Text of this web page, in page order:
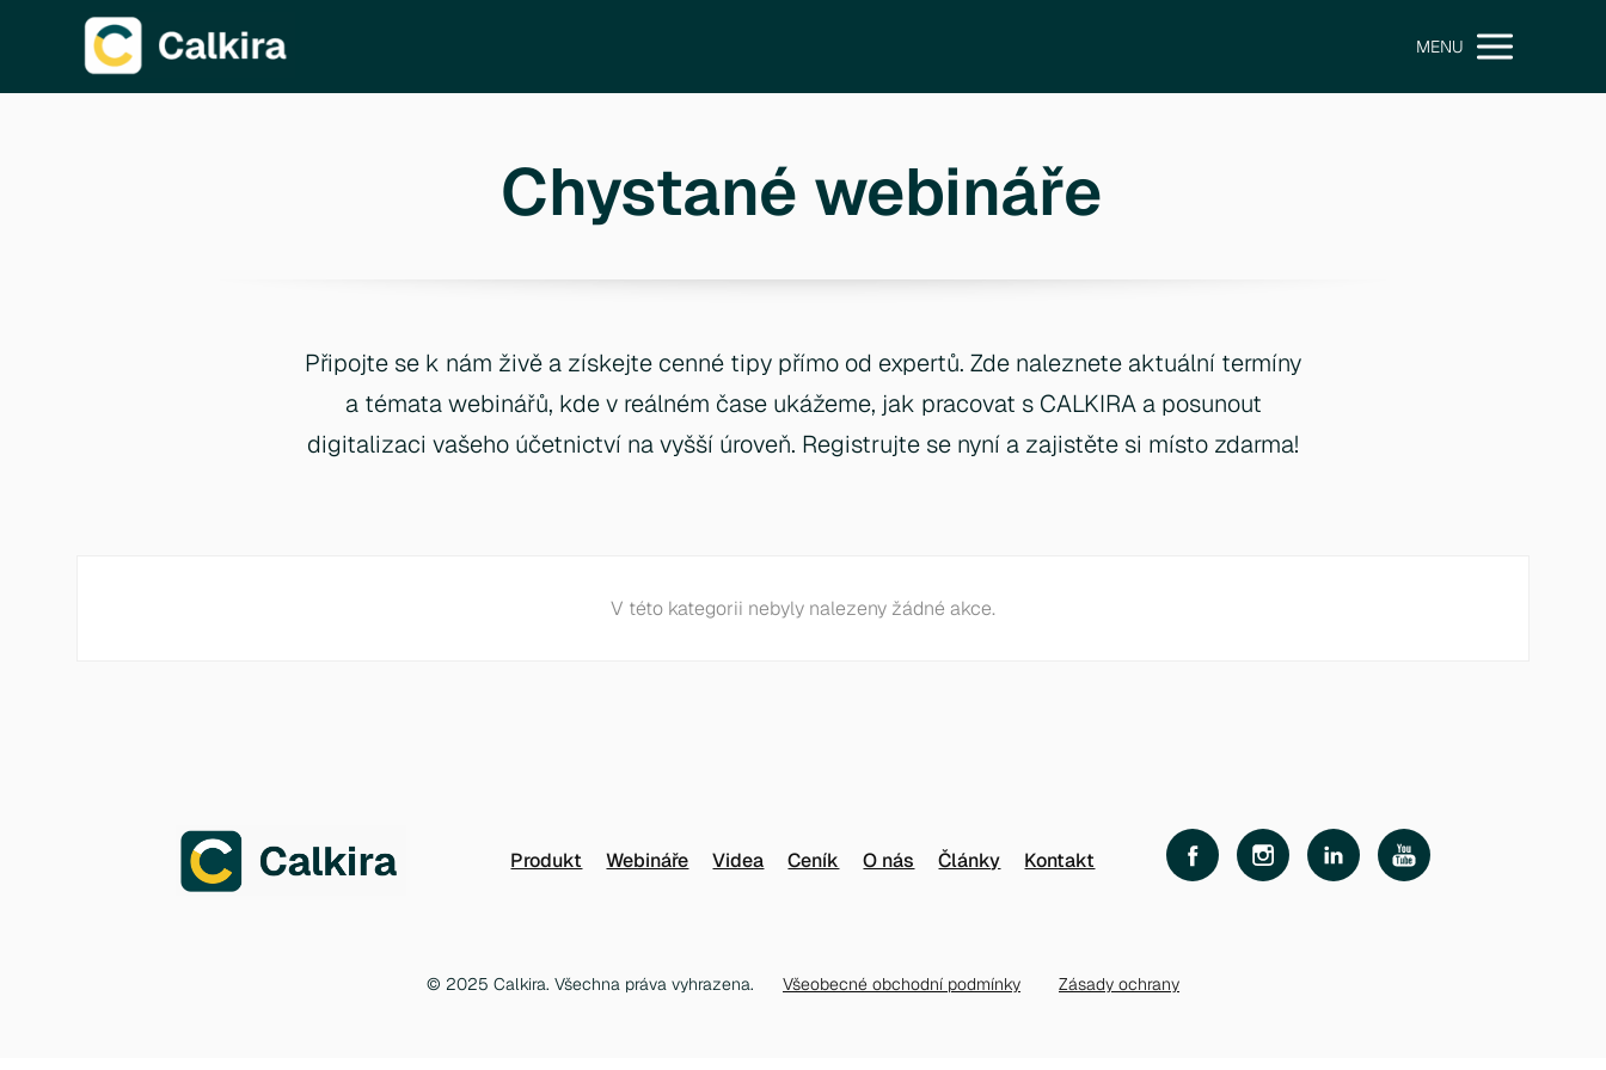
MENU
Chystané webináře
Připojte se k nám živě a získejte cenné tipy přímo od expertů. Zde naleznete aktuální termíny
a témata webinářů, kde v reálném čase ukážeme, jak pracovat s CALKIRA a posunout
digitalizaci vašeho účetnictví na vyšší úroveň. Registrujte se nyní a zajistěte si místo zdarma!
V této kategorii nebyly nalezeny žádné akce.
Produkt Webináře Videa Ceník O nás Články Kontakt
© 2025 Calkira. Všechna práva vyhrazena. Všeobecné obchodní podmínky Zásady ochrany